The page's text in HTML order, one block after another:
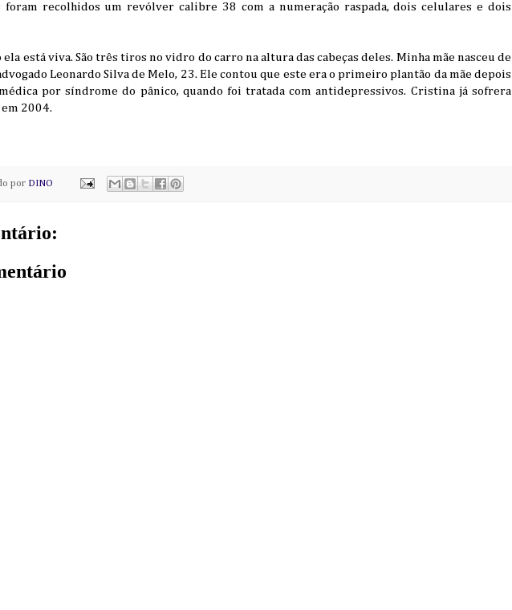
foram recolhidos um revólver calibre 38 com a numeração raspada, dois celulares e dois
está viva. São três tiros no vidro do carro na altura das cabeças deles. Minha mãe nasceu de
Leonardo Silva de Melo, 23. Ele contou que este era o primeiro plantão da mãe depois
por síndrome do pânico, quando foi tratada com antidepressivos. Cristina já sofrera
2004.
por DINO